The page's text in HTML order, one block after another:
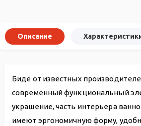
Описание
Биде от известных
современный функциональный
украшение, часть интерьера
имеют эргономичную форму,